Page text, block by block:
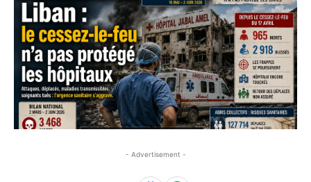
- Advertisement -